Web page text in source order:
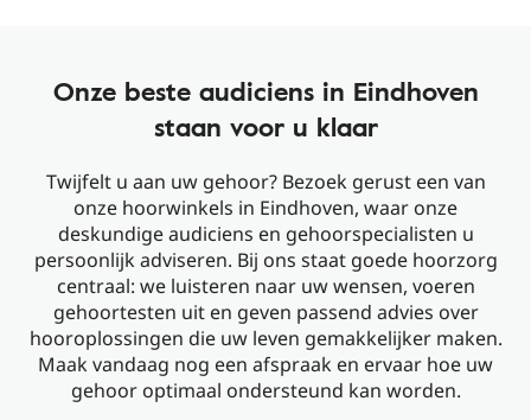
Onze beste audiciens in Eindhoven
staan voor u klaar
Twijfelt u aan uw gehoor? Bezoek gerust een van
onze hoorwinkels in Eindhoven, waar onze
deskundige audiciens en gehoorspecialisten u
persoonlijk adviseren. Bij ons staat goede hoorzorg
centraal: we luisteren naar uw wensen, voeren
gehoortesten uit en geven passend advies over
hooroplossingen die uw leven gemakkelijker maken.
Maak vandaag nog een afspraak en ervaar hoe uw
gehoor optimaal ondersteund kan worden.